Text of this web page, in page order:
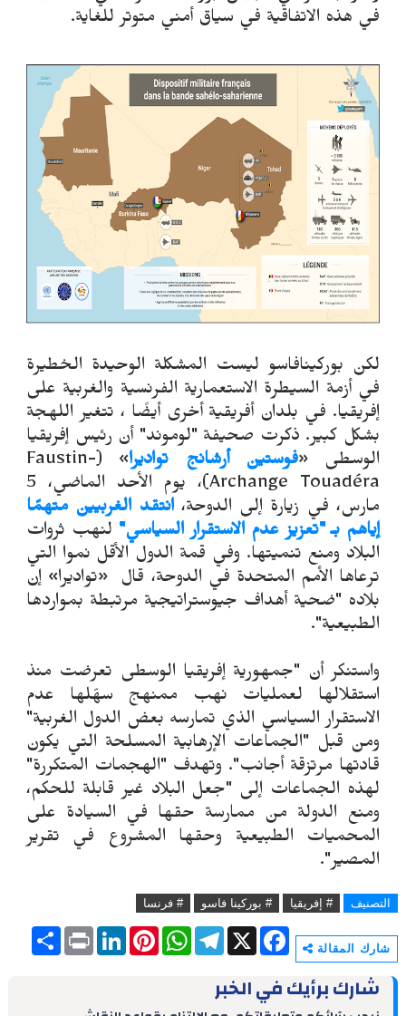
في هذه الاتفاقية في سياق أمني متوتر للغاية.
لكن بوركينافاسو ليست المشكلة الوحيدة الخطيرة
في أزمة السيطرة الاستعمارية الفرنسية والغربية على
إفريقيا. في بلدان أفريقية أخرى أيضًا ، تتغير اللهجة
بشكل كبير. ذكرت صحيفة "لوموند" أن رئيس إفريقيا
الوسطى «فوستين أرشانج تواديرا
» (Faustin-
Archange Touadéra)، يوم الأحد الماضي، 5
مارس، في زيارة إلى الدوحة،انتقد الغربيين متهمًا
إياهم بـ "تعزيز عدم الاستقرار السياسي" لنهب ثروات
البلاد ومنع تنميتها. وفي قمة الدول الأقل نموا التي
ترعاها الأمم المتحدة في الدوحة، قال «تواديرا» إن
بلاده "ضحية أهداف جيوستراتيجية مرتبطة بمواردها
الطبيعية".
واستنكر أن "جمهورية إفريقيا الوسطى تعرضت منذ
استقلالها لعمليات نهب ممنهج سهّلها عدم
الاستقرار السياسي الذي تمارسه بعض الدول الغربية"
ومن قبل "الجماعات الإرهابية المسلحة التي يكون
قادتها مرتزقة أجانب". وتهدف "الهجمات المتكررة"
لهذه الجماعات إلى "جعل البلاد غير قابلة للحكم،
ومنع الدولة من ممارسة حقها في السيادة على
المحميات الطبيعية وحقها المشروع في تقرير
المصير".
التصنيف # إفريقيا # بوركينا فاسو # فرنسا
شارك المقالة
S
h
P
r
L
P
W
h
T
e
g
X
F
a
b
شارك برأيك في الخبر